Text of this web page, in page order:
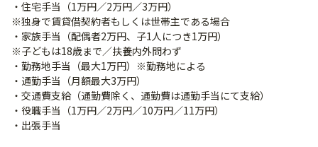
・住宅手当（1万円／2万円／3万円）
※独身で賃貸借契約者もしくは世帯主である場合
・家族手当（配偶者2万円、子1人につき1万円）
※子どもは18歳まで／扶養内外問わず
・勤務地手当（最大1万円）※勤務地による
・通勤手当（月額最大3万円）
・交通費支給（通勤費除く、通勤費は通勤手当にて支給）
・役職手当（1万円／2万円／10万円／11万円）
・出張手当